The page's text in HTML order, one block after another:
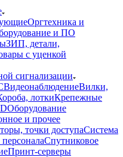
Оргтехника и
и ПО
ЗИП, детали,
с уценкой
сигнализации
ВидеонаблюдениеВилки,
лоткиКрепежные
Оборудование
и прочее
точки доступаСистема
Спутниковое
Принт-серверы